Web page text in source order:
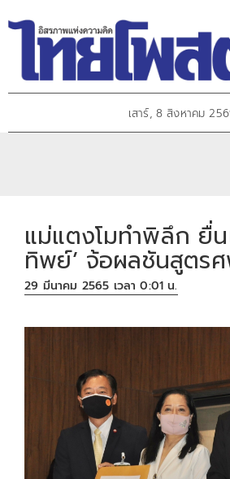
เสาร์, 8 สิงหาคม
แม่แตงโมทำพิลึก ยื่น
ทิพย์’ จ้อผลชันสูตร
29 มีนาคม 2565 เวลา 0:01 น.